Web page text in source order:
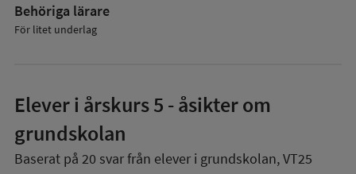
Behöriga lärare
För litet underlag
Elever i årskurs 5 - åsikter om
grundskolan
Baserat på 20 svar från elever i grundskolan,VT25